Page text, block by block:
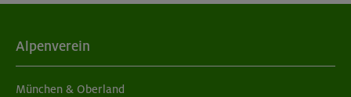
Alpenverein
München & Oberland